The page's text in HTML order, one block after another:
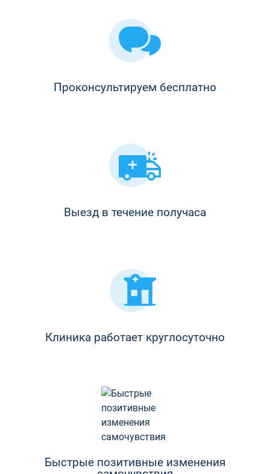
Проконсультируем бесплатно
Выезд в течение получаса
Клиника работает круглосуточно
Быстрые позитивные изменения